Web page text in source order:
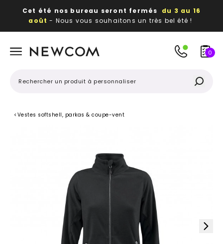
Cet été nos bureau seront fermés du 3 au 16
août - Nous vous souhaitons un très bel été !
publicitaires
0
< Vestes softshell, parkas & coupe-vent